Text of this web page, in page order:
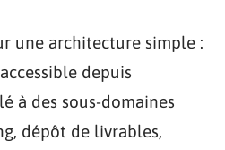
une architecture simple :
depuis
à des sous-domaines
dépôt de livrables,